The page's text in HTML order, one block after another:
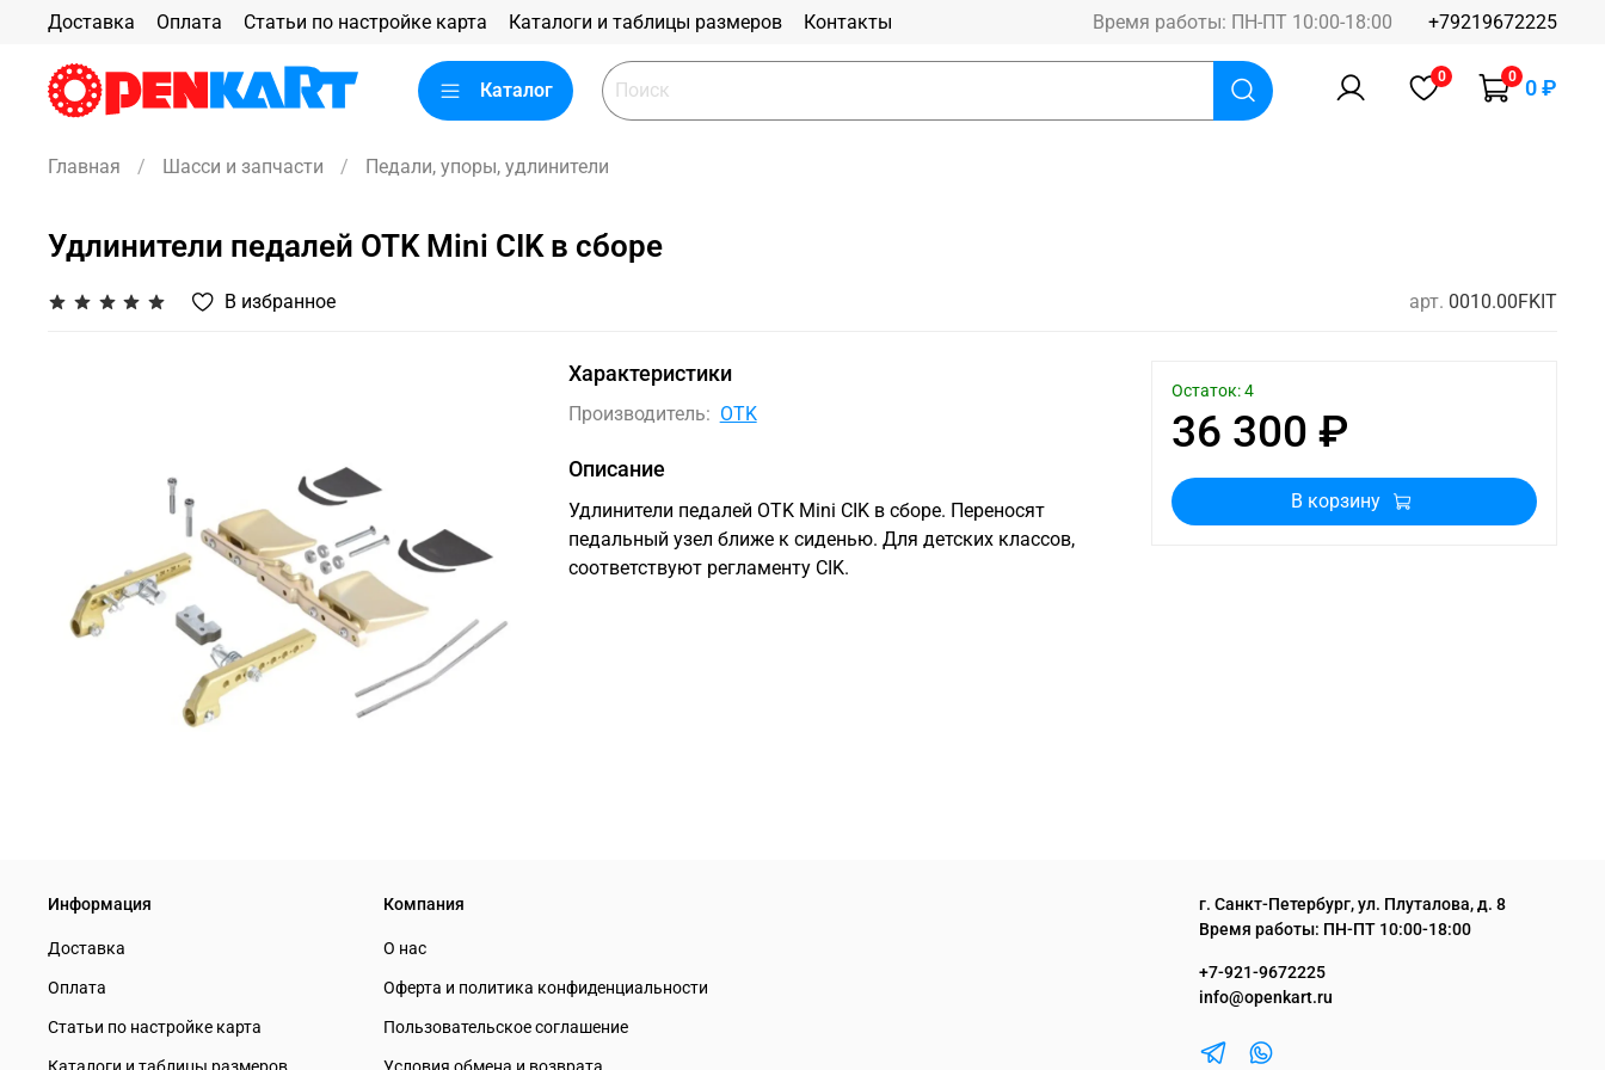
Доставка Оплата Статьи по настройке карта Каталоги и таблицы размеров Контакты Время работы: ПН-ПТ 10:00-18:00 +79219672225
Каталог
0 0 0 ₽
Главная Шасси и запчасти Педали, упоры, удлинители
Удлинители педалей OTK Mini CIK в сборе
В избранное арт. 0010.00FKIT
Характеристики
Производитель: OTK
Описание
Удлинители педалей OTK Mini CIK в сборе. Переносят
педальный узел ближе к сиденью. Для детских классов,
соответствуют регламенту CIK.
36 300 ₽
Остаток: 4
В корзину
Информация
Доставка
Оплата
Статьи по настройке карта
Компания
О нас
Оферта и политика конфиденциальности
Пользовательское соглашение
г. Санкт-Петербург, ул. Плуталова, д. 8
Время работы: ПН-ПТ 10:00-18:00
+7-921-9672225
info@openkart.ru